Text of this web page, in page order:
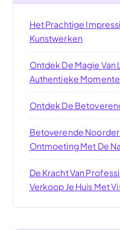
Het Prachtige
Kunstwerken
Ontdek De Magie
Authentieke
Ontdek De
Betoverende
Ontmoeting Met De
De Kracht Van
Verkoop Je Huis Met